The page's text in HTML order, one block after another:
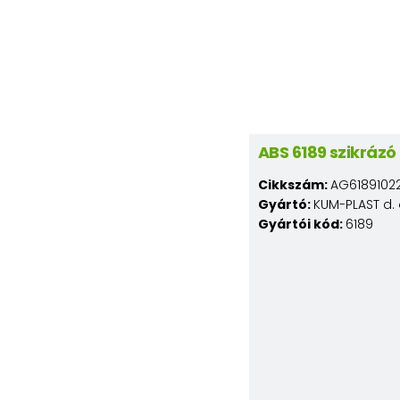
ABS 6189
Cikkszám:
Gyártó: KUM-PLAST
Gyártói kód: 6189